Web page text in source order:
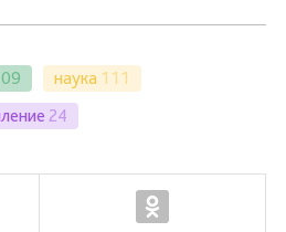
наука 111
24